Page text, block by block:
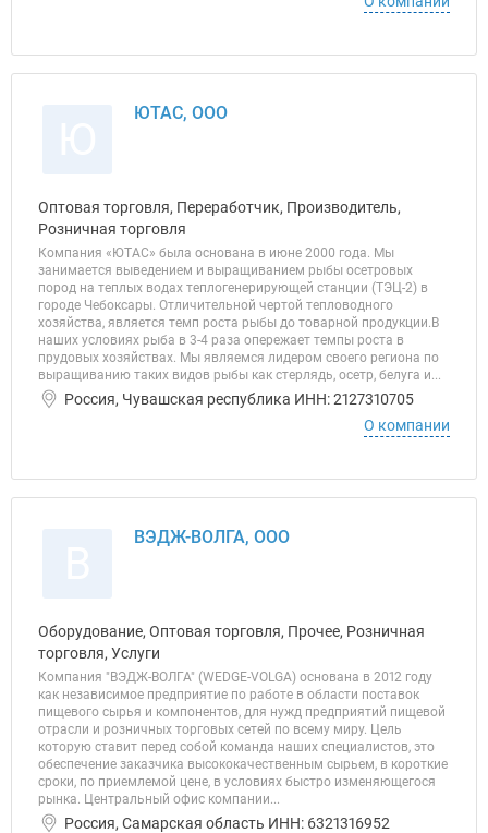
ЮТАС, ООО
Оптовая торговля, Переработчик, Производитель,
Розничная торговля
Компания «ЮТАС» была основана в июне 2000 года. Мы
занимается выведением и выращиванием рыбы осетровых
пород на теплых водах теплогенерирующей станции (ТЭЦ-2) в
городе Чебоксары. Отличительной чертой тепловодного
хозяйства, является темп роста рыбы до товарной продукции.В
наших условиях рыба в 3-4 раза опережает темпы роста в
прудовых хозяйствах. Мы являемся лидером своего региона по
выращиванию таких видов рыбы как стерлядь, осетр, белуга и...
Россия, Чувашская республика ИНН: 2127310705
О компании
ВЭДЖ-ВОЛГА, ООО
Оборудование, Оптовая торговля, Прочее, Розничная
торговля, Услуги
Компания "ВЭДЖ-ВОЛГА" (WEDGE-VOLGA) основана в 2012 году
как независимое предприятие по работе в области поставок
пищевого сырья и компонентов, для нужд предприятий пищевой
отрасли и розничных торговых сетей по всему миру. Цель
которую ставит перед собой команда наших специалистов, это
обеспечение заказчика высококачественным сырьем, в короткие
сроки, по приемлемой цене, в условиях быстро изменяющегося
рынка. Центральный офис компании...
Россия, Самарская область ИНН: 6321316952